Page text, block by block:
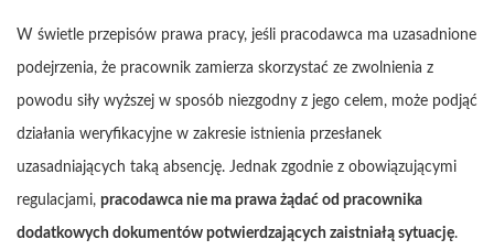
W świetle przepisów prawa pracy, jeśli pracodawca ma uzasadnione
podejrzenia, że pracownik zamierza skorzystać ze zwolnienia z
powodu siły wyższej w sposób niezgodny z jego celem, może podjąć
działania weryfikacyjne w zakresie istnienia przesłanek
uzasadniających taką absencję. Jednak zgodnie z obowiązującymi
regulacjami, pracodawca nie ma prawa żądać od pracownika
dodatkowych dokumentów potwierdzających zaistniałą sytuację.